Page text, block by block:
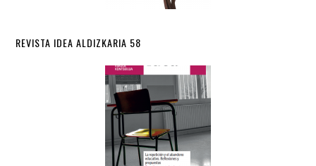
REVISTA IDEA ALDIZKARIA 58